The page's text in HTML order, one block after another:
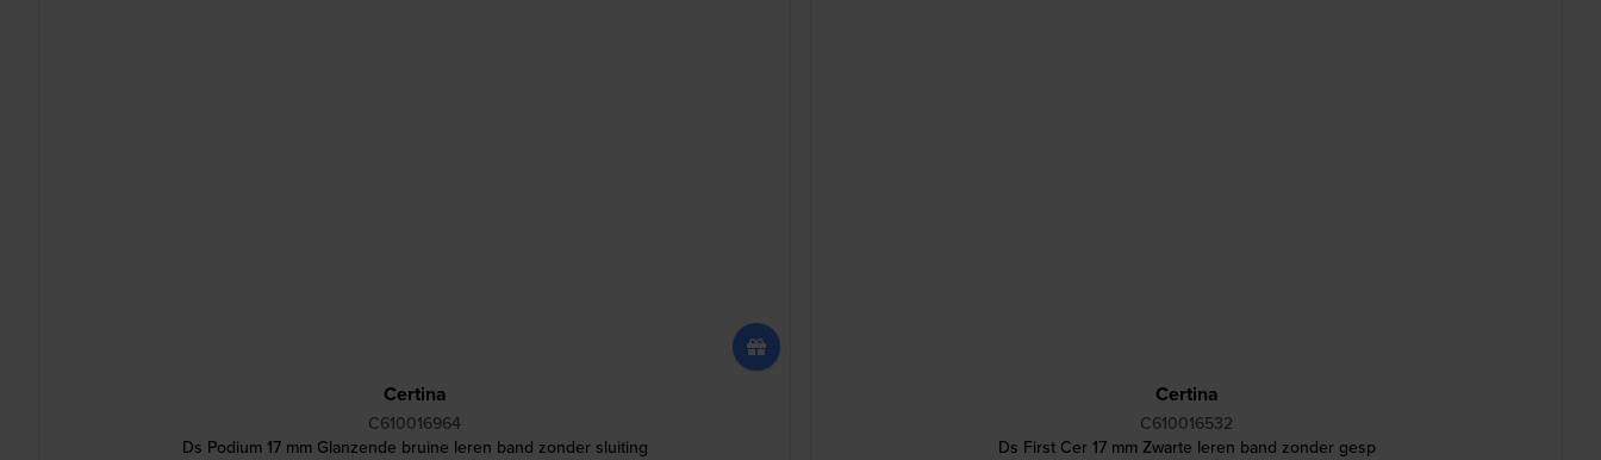
Certina
C610016964
Ds Podium 17 mm Glanzende bruine leren band zonder sluiting
Certina
C610016532
Ds First Cer 17 mm Zwarte leren band zonder gesp